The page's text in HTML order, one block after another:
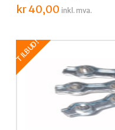
kr40,00 inkl. mva.
TILBUD!